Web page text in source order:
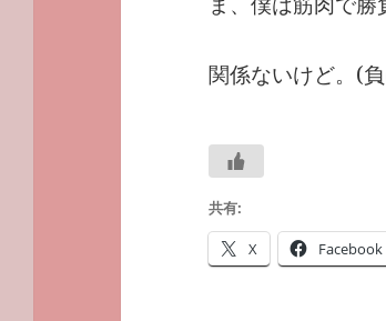
関係ないけど。(
共有:
X Facebook